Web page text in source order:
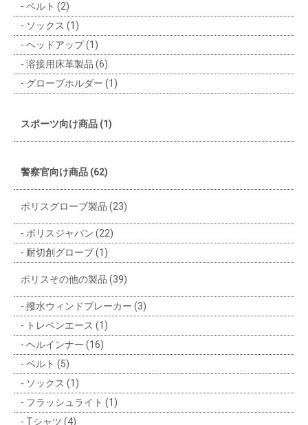
ベルト (2)
ソックス (1)
ヘッドアップ (1)
溶接用床革製品 (6)
グローブホルダー (1)
スポーツ向け商品 (1)
警察官向け商品 (62)
ポリスグローブ製品 (23)
ポリスジャパン (22)
耐切創グローブ (1)
ポリスその他の製品 (39)
撥水ウィンドブレーカー (3)
トレペンエース (1)
ヘルインナー (16)
ベルト (5)
ソックス (1)
フラッシュライト (1)
Tシャツ (4)